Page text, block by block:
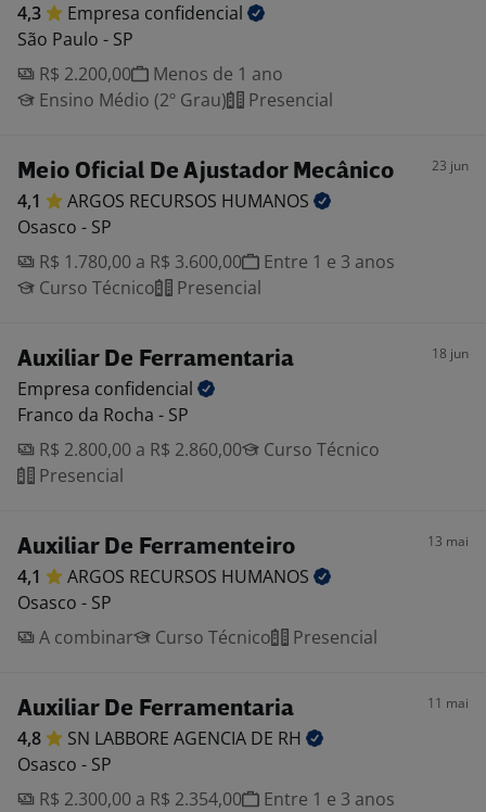
4,3 Empresa confidencial
São Paulo - SP
R$ 2.200,00
Menos de 1 ano
Ensino Médio (2º Grau)
Presencial
Meio Oficial De Ajustador Mecânico 23 jun
4,1 ARGOS RECURSOS HUMANOS
Osasco - SP
R$ 1.780,00 a R$ 3.600,00
Entre 1 e 3 anos
Curso Técnico
Presencial
Auxiliar De Ferramentaria 18 jun
Empresa confidencial
Franco da Rocha - SP
R$ 2.800,00 a R$ 2.860,00
Curso Técnico
Presencial
Auxiliar De Ferramenteiro 13 mai
4,1 ARGOS RECURSOS HUMANOS
Osasco - SP
A combinar
Curso Técnico Presencial
Auxiliar De Ferramentaria 11 mai
4,8 SN LABBORE AGENCIA DE RH
Osasco - SP
R$ 2.300,00 a R$ 2.354,00
Entre 1 e 3 anos